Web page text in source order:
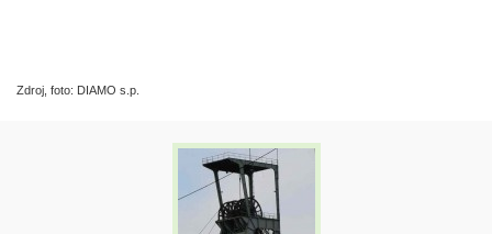
Zdroj, foto: DIAMO s.p.